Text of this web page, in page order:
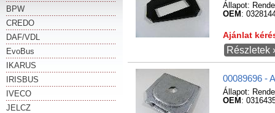
BPW
CREDO
DAF/VDL
EvoBus
IKARUS
IRISBUS
IVECO
JELCZ
Állapot:
OEM :
Ajánlat
Részletek
00089696 -
Állapot:
OEM :